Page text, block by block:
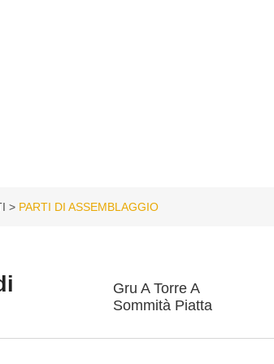
PARTI DI ASSEMBLAGGIO
Gru A Torre A
Sommità Piatta